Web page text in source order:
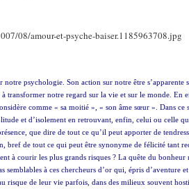
psychologie. Son action sur notre être s’apparente
transformer notre regard sur la vie et sur le monde. En
comme « sa moitié », « son âme sœur ». Dans ce
et d’isolement en retrouvant, enfin, celui ou celle
que dire de tout ce qu’il peut apporter de
bref de tout ce qui peut être synonyme de félicité tant
à courir les plus grands risques ? La quête du bonheur
semblables à ces chercheurs d’or qui, épris d’aventure et
risque de leur vie parfois, dans des milieux souvent